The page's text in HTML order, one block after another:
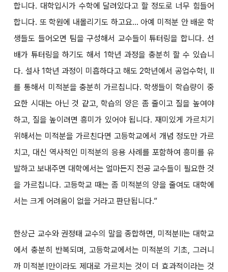
합니다. 대학입시가 수학에 달려있다고 할 정도로 너무 힘들어
합니다. 또 학원에 내몰리기도 하고요... 아예 미적분 안 배운 학
생들도 들어오면 팀을 구성해서 교수들이 튜터링을 합니다. 선
배가 튜터링을 하기도 해서 1학년 과정을 충분히 할 수 있습니
다. 설사 1학년 과정이 미흡하다고 해도 2학년에서 공업수학Ⅰ, Ⅱ
를 통해서 미적분을 충분히 가르칩니다. 학생들이 학습량이 중
요한 시대는 아닌 것 같고, 학습의 양은 좀 줄이고 질을 높여야
하고, 질을 높이려면 흥미가 있어야 됩니다. 재미있게 가르치기
위해서는 미적분을 가르친다면 고등학교에서 개념 정도만 가르
치고, 대신 역사적인 미적분의 응용 사례를 포함하여 흥미를 유
발하고 보내주면 대학에서는 얼마든지 전공 교수들이 필요한 것
을 가르칩니다. 고등학교 때는 좀 미적분의 양을 줄여도 대학에
서는 크게 어려움이 없을 거라고 판단됩니다.”
한상근 교수와 권정태 교수의 말을 종합하면, 미적분Ⅱ는 대학교
에서 충분히 반복되며, 고등학교에서는 미적분의 기초, 그러니
까 미적분Ⅰ만이라도 제대로 가르치는 것이 더 효과적이라는 것